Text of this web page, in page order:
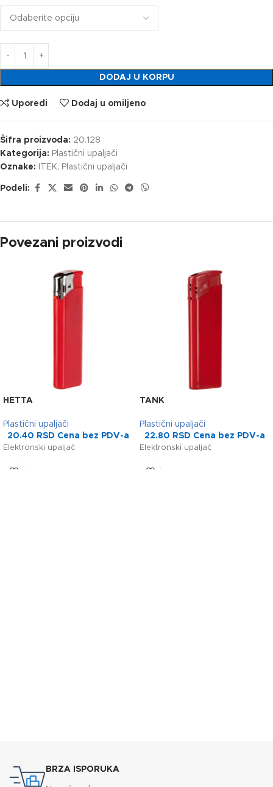
DODAJ U KORPU
Uporedi Dodaj u omiljeno
Šifra proizvoda: 20.128
Kategorija: Plastični upaljači
Oznake:
ITEK, Plastični upaljači
Podeli:
Povezani proizvodi
HETTA
Plastični upaljači
20.40 RSD Cena bez PDV-a
Elektronski upaljač
TANK
Plastični upaljači
22.80 RSD Cena bez PDV-a
Elektronski upaljač
BRZA ISPORUKA